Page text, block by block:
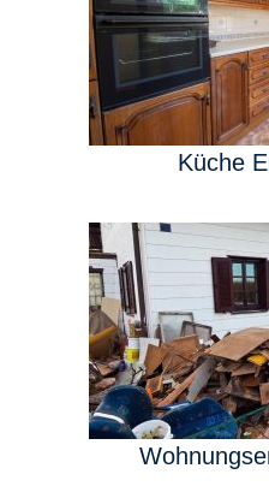
Küche